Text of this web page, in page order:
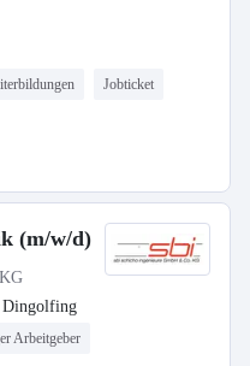
Jobticket
(m/w/d)
Dingolfing
Arbeitgeber